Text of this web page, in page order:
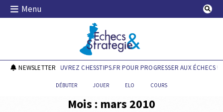
Skip
Menu
Echecs & Stratégie
NEWSLETTER
DÉCOUVREZ CHESSTIPS.FR POUR PROGRESSER AUX ÉCHECS !
DÉBUTER JOUER ELO COURS
Mois : mars 2010